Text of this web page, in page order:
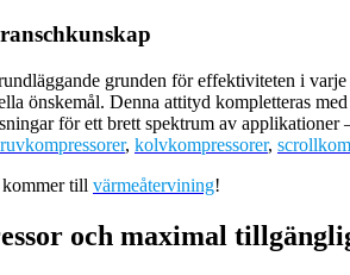
grunden för effektiviteten i
önskemål. Denna attityd kompletteras
för ett brett spektrum av
, kolvkompressorer,
till värmeåtervining!
och maximal